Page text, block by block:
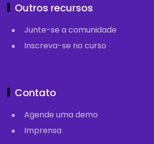
Outros recursos
Junte-se a comunidade
Inscreva-se no curso
Contato
Agende uma demo
Imprensa